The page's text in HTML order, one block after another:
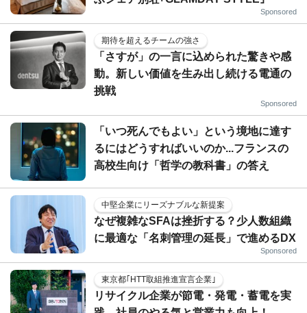
Sponsored
期待を超えるチームの強さ
「さすが」の一言に込められた驚きや感
動。新しい価値を生み出し続ける電通の
挑戦
Sponsored
「いつ死んでもよい」という境地に達す
るにはどうすればいいのか...フランスの
高校生向け「哲学の教科書」の答え
中堅企業にリーズナブルな新提案
なぜ複雑なSFAは挫折する？少人数組織
に最適な「名刺管理の延長」で進めるDX
Sponsored
東京都｢HTT取組推進宣言企業｣
リサイクル企業が節電・発電・蓄電を実